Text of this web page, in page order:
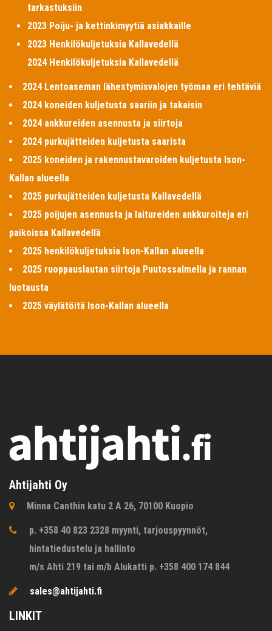
tarkastuksiin
2023 Poiju- ja kettinkimyytiä asiakkaille
2023 Henkilökuljetuksia Kallavedellä
2024 Henkilökuljetuksia Kallavedellä
2024 Lentoaseman lähestymisvalojen työmaa eri tehtäviä
2024 koneiden kuljetusta saariin ja takaisin
2024 ankkureiden asennusta ja siirtoja
2024 purkujätteiden kuljetusta saarista
2025 koneiden ja rakennustavaroiden kuljetusta Ison-
Kallan alueella
2025 purkujätteiden kuljetusta Kallavedellä
2025 poijujen asennusta ja laitureiden ankkuroiteja eri
paikoissa Kallavedellä
2025 henkilökuljetuksia Ison-Kallan alueella
2025 ruoppauslautan siirtoja Puutossalmella ja rannan
luotausta
2025 väylätöitä Ison-Kallan alueella
Ahtijahti Oy
Minna Canthin katu 2 A 26, 70100 Kuopio
p. +358 40 823 2328 myynti, tarjouspyynnöt,
hintatiedustelu ja hallinto
m/s Ahti 219 tai m/b Alukatti p. +358 400 174 844
sales@ahtijahti.fi
LINKIT